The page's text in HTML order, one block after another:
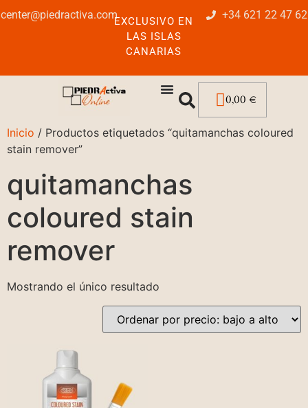
center@piedractiva.comEXCLUSIVO EN
LAS ISLAS
CANARIAS
+34 621 22 47 62
0,00 €
Inicio / Productos etiquetados “quitamanchas coloured
stain remover”
quitamanchas
coloured stain
remover
Mostrando el único resultado